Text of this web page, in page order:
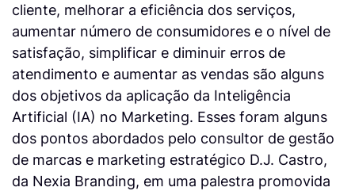
cliente, melhorar a eficiência dos serviços,
aumentar número de consumidores e o nível de
satisfação, simplificar e diminuir erros de
atendimento e aumentar as vendas são alguns
dos objetivos da aplicação da Inteligência
Artificial (IA) no Marketing. Esses foram alguns
dos pontos abordados pelo consultor de gestão
de marcas e marketing estratégico D.J. Castro,
da Nexia Branding, em uma palestra promovida